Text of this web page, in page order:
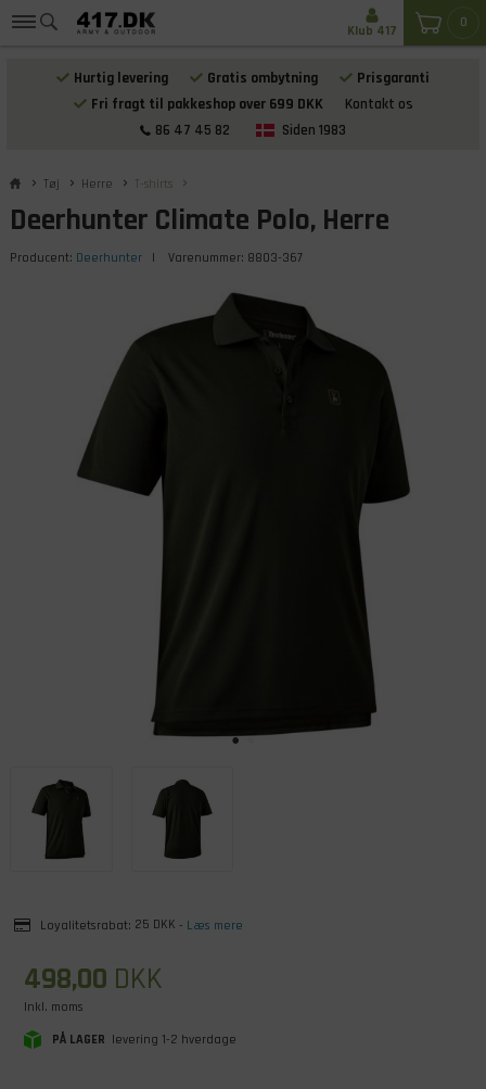
Hurtig levering Gratis ombytning
Prisgaranti
Fri fragt til pakkeshop over 699 DKK
Kontakt os
86 47 45 82
Siden 1983
0
Klub 417
Tøj Herre T-shirts
Deerhunter Climate Polo, Herre
Producent: Deerhunter | Varenummer: 8803-367
Loyalitetsrabat: 25 DKK - Læs mere
498,00 DKK
Inkl. moms
PÅ LAGER levering 1-2 hverdage